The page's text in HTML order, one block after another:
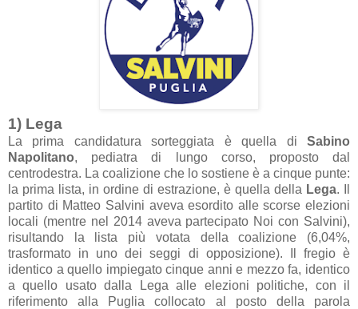
1) Lega
La prima candidatura sorteggiata è quella di Sabino
Napolitano, pediatra di lungo corso, proposto dal
centrodestra. La coalizione che lo sostiene è a cinque punte:
la prima lista, in ordine di estrazione, è quella della Lega. Il
partito di Matteo Salvini aveva esordito alle scorse elezioni
locali (mentre nel 2014 aveva partecipato Noi con Salvini),
risultando la lista più votata della coalizione (6,04%,
trasformato in uno dei seggi di opposizione). Il fregio è
identico a quello impiegato cinque anni e mezzo fa, identico
a quello usato dalla Lega alle elezioni politiche, con il
riferimento alla Puglia collocato al posto della parola